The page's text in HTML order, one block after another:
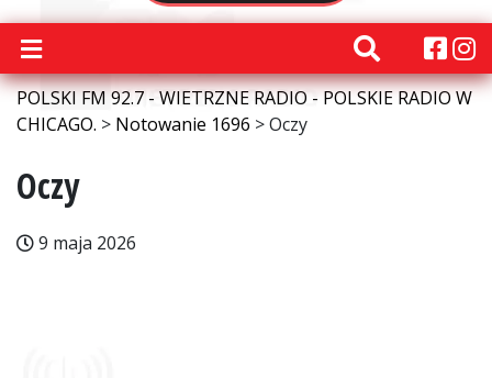
POLSKI FM 92.7 - WIETRZNE RADIO - POLSKIE RADIO W
CHICAGO. > Notowanie 1696 >Oczy
Oczy
9 maja 2026